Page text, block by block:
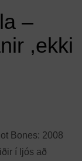
–
,ekki
Bones: 2008
í ljós að